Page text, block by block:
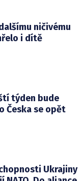
ničivému
i dítě
týden bude
Česka se opět
Ukrajiny